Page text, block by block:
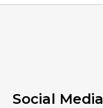
Social Media